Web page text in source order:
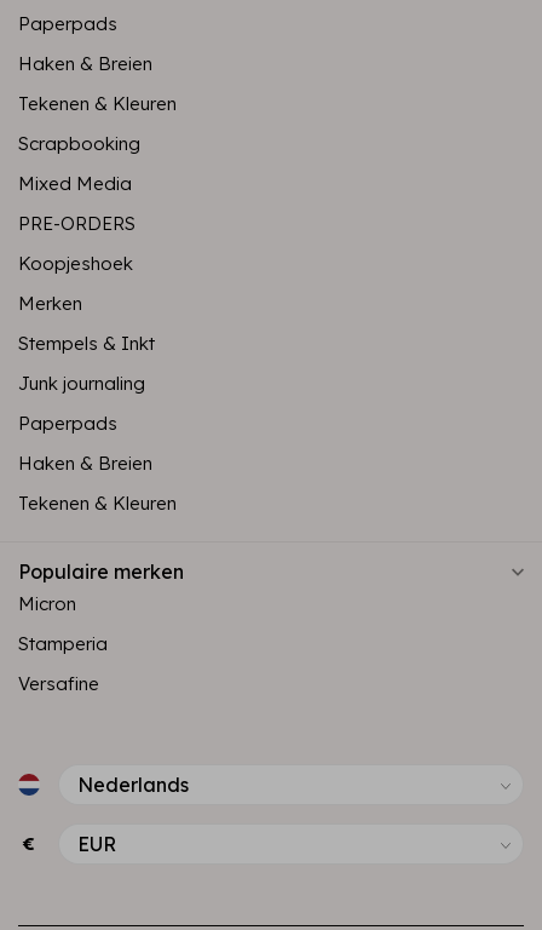
Paperpads
Haken & Breien
Tekenen & Kleuren
Scrapbooking
Mixed Media
PRE-ORDERS
Koopjeshoek
Merken
Stempels & Inkt
Junk journaling
Paperpads
Haken & Breien
Tekenen & Kleuren
Populaire merken
Micron
Stamperia
Versafine
€